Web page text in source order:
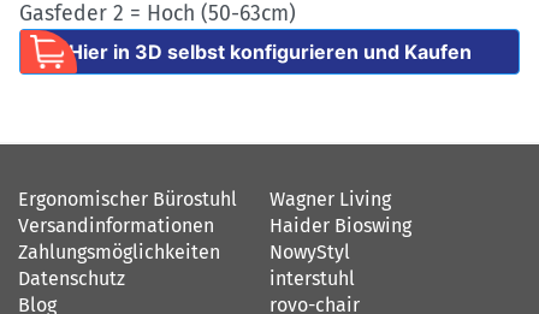
Gasfeder 2 = Hoch (50-63cm)
Hier in 3D selbst konfigurieren und Kaufen
Ergonomischer Bürostuhl
Versandinformationen
Zahlungsmöglichkeiten
Datenschutz
Blog
Wagner Living
Haider Bioswing
NowyStyl
interstuhl
rovo-chair